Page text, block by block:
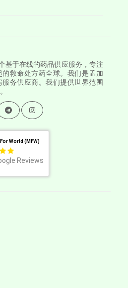
基于在线的药品供应服务，专注
救命处方药全球。我们是孟加
务供应商。我们提供世界范围
World (MFW)
Reviews